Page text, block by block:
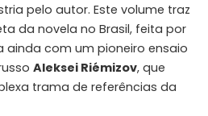
pelo autor. Este volume traz
da novela no Brasil, feita por
ainda com um pioneiro ensaio
Aleksei Riémizov, que
trama de referências da